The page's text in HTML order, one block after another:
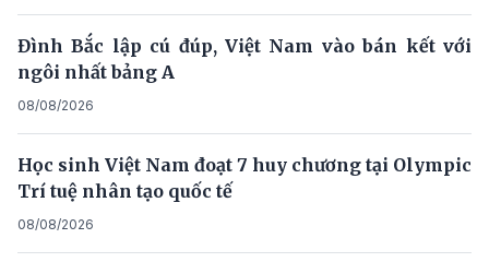
Đình Bắc lập cú đúp, Việt Nam vào bán kết với
ngôi nhất bảng A
08/08/2026
Học sinh Việt Nam đoạt 7 huy chương tại Olympic
Trí tuệ nhân tạo quốc tế
08/08/2026